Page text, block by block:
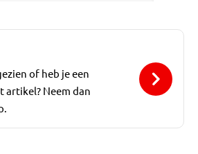
of heb je een
Neem dan